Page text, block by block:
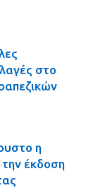
στο
η
την έκδοση